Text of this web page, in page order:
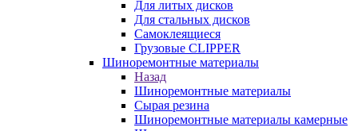
Для литых дисков
Для стальных дисков
Самоклеящиеся
Грузовые CLIPPER
Шиноремонтные материалы
Назад
Шиноремонтные материалы
Сырая резина
Шиноремонтные материалы камерные